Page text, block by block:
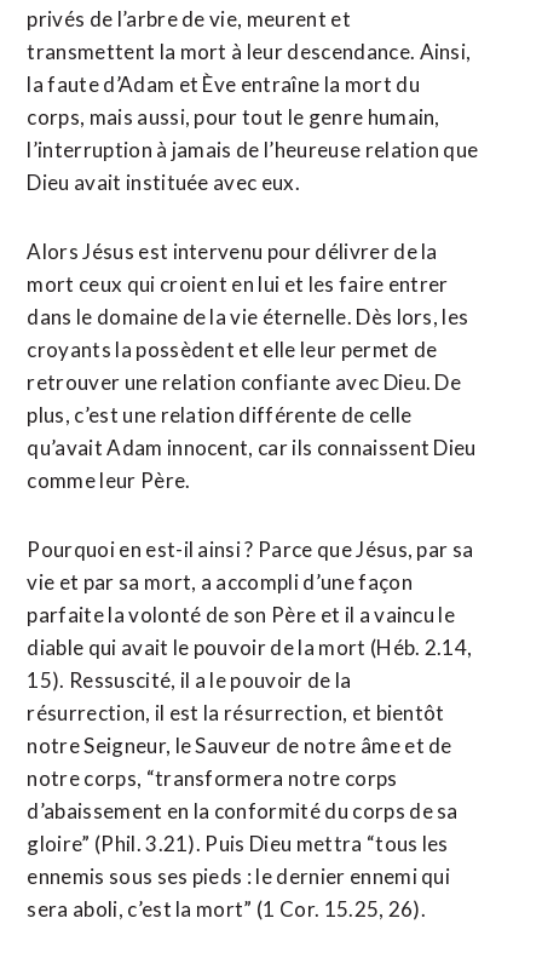
privés de l’arbre de vie, meurent et
transmettent la mort à leur descendance. Ainsi,
la faute d’Adam et Ève entraîne la mort du
corps, mais aussi, pour tout le genre humain,
l’interruption à jamais de l’heureuse relation que
Dieu avait instituée avec eux.
Alors Jésus est intervenu pour délivrer de la
mort ceux qui croient en lui et les faire entrer
dans le domaine de la vie éternelle. Dès lors, les
croyants la possèdent et elle leur permet de
retrouver une relation confiante avec Dieu. De
plus, c’est une relation différente de celle
qu’avait Adam innocent, car ils connaissent Dieu
comme leur Père.
Pourquoi en est-il ainsi ? Parce que Jésus, par sa
vie et par sa mort, a accompli d’une façon
parfaite la volonté de son Père et il a vaincu le
diable qui avait le pouvoir de la mort (Héb. 2.14,
15). Ressuscité, il a le pouvoir de la
résurrection, il est la résurrection, et bientôt
notre Seigneur, le Sauveur de notre âme et de
notre corps, “transformera notre corps
d’abaissement en la conformité du corps de sa
gloire” (Phil. 3.21). Puis Dieu mettra “tous les
ennemis sous ses pieds : le dernier ennemi qui
sera aboli, c’est la mort” (1 Cor. 15.25, 26).